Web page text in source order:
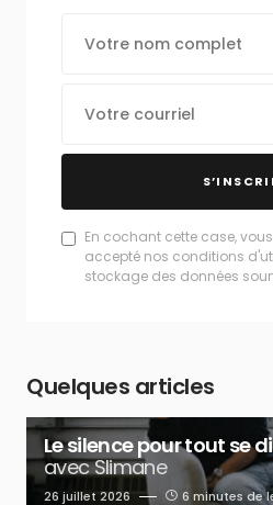
En cochant cette case,
accepté nos conditions
stockage des données
Quelques articles
Le silence pour tout se
avec Slimane
26 juillet 2026 6 minutes de